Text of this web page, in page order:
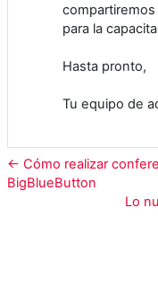
para la
Hasta pronto,
Tu equipo de
← Cómo realizar
BigBlueButton
Lo